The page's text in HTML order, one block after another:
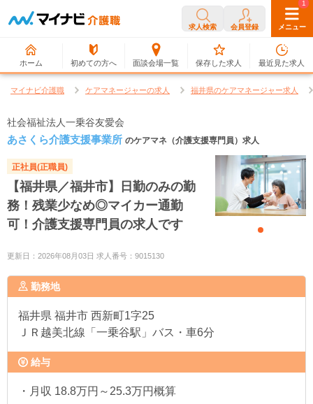
求人検索 会員登録 メニュー
ホーム 初めての方へ 面談会場一覧
0
保存した求人
1
最近見た求人
マイナビ介護職 ケアマネージャーの求人 福井県のケアマネージャー求人
社会福祉法人一乗谷友愛会
あさくら介護支援事業所 のケアマネ（介護支援専門員）求人
正社員(正職員)
【福井県／福井市】日勤のみの勤
務！残業少なめ◎マイカー通勤
可！介護支援専門員の求人です
更新日：2026年08月03日 求人番号：9015130
勤務地
福井県 福井市 西新町1字25
ＪＲ越美北線「一乗谷駅」バス・車6分
給与
・月収 18.8万円～25.3万円概算